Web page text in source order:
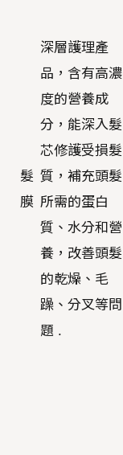
髮
膜
深層護理產
品，含有高濃
度的營養成
分，能深入髮
芯修護受損髮
質，補充頭髮
所需的蛋白
質、水分和營
養，改善頭髮
的乾燥、毛
躁、分叉等問
題 .